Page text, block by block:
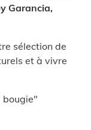
Garancia,
sélection de
et à vivre
bougie"